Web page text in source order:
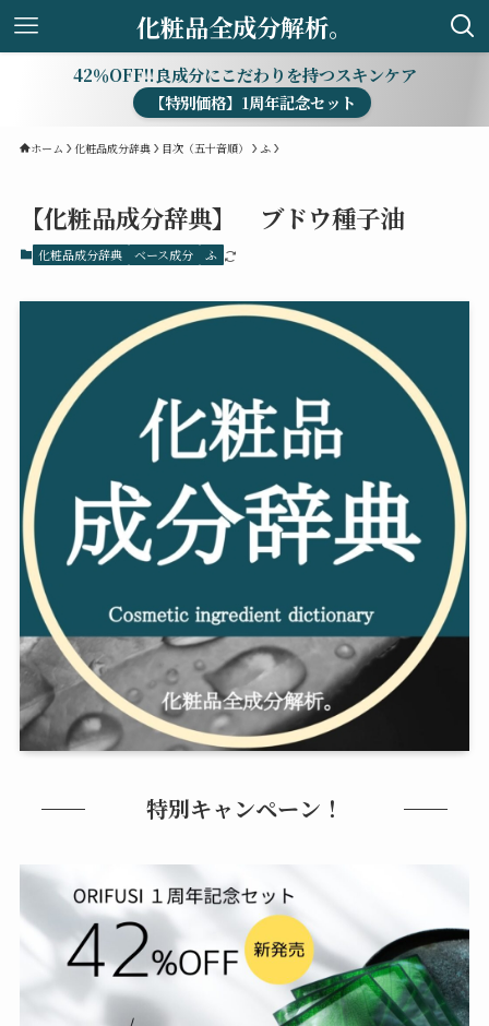
化粧品全成分解析。
42％OFF!!良成分にこだわりを持つスキンケア
【特別価格】1周年記念セット
ホーム 化粧品成分辞典 目次（五十音順） ふ
【化粧品成分辞典】 ブドウ種子油
化粧品成分辞典 ベース成分 ふ
特別キャンペーン！